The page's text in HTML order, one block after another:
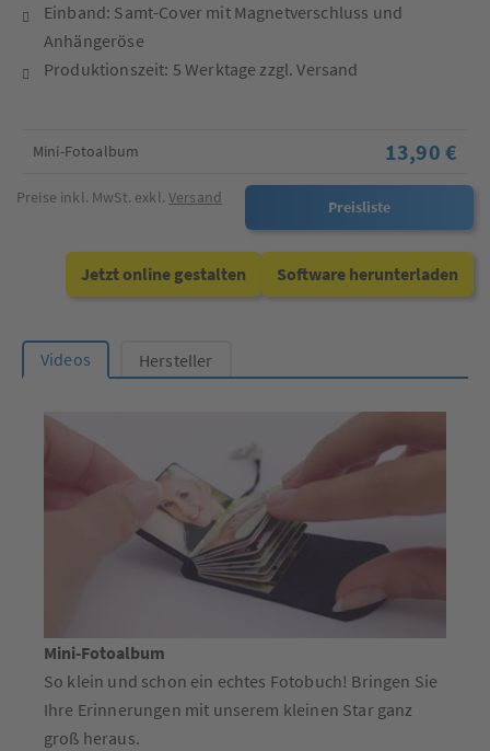
Einband: Samt-Cover mit Magnetverschluss und
Anhängeröse
Produktionszeit: 5 Werktage zzgl. Versand
Mini-Fotoalbum 13,90 €
Preisliste
Preise inkl. MwSt. exkl.Versand
Jetzt online gestalten Software herunterladen
Videos Hersteller
Mini-Fotoalbum
So klein und schon ein echtes Fotobuch! Bringen Sie
Ihre Erinnerungen mit unserem kleinen Star ganz
groß heraus.